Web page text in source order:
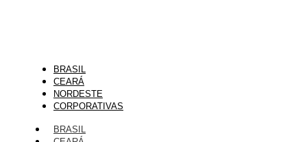
BRASIL
CEARÁ
NORDESTE
CORPORATIVAS
BRASIL